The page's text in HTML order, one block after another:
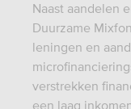
Naast aandelen
Duurzame
leningen en
verstrekken
een laag